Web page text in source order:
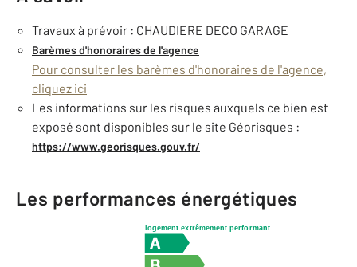
Travaux à prévoir : CHAUDIERE DECO GARAGE
Barèmes d'honoraires de l'agence
Pour consulter les barèmes d'honoraires de l'agence,
cliquez ici
Les informations sur les risques auxquels ce bien est
exposé sont disponibles sur le site Géorisques :
https://www.georisques.gouv.fr/
Les performances énergétiques
logement extrêmement performant